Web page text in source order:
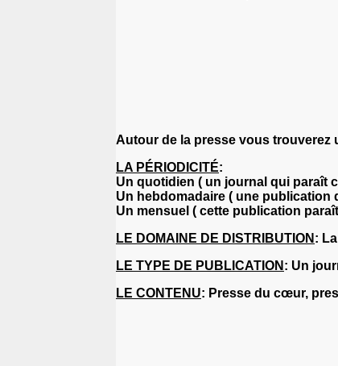
Autour de la presse vous trouverez
LA PÉRIODICITÉ:
Un quotidien ( un journal qui paraît
Un hebdomadaire ( une publication
Un mensuel ( cette publication
LE DOMAINE DE DISTRIBUTION :
LE TYPE DE PUBLICATION : Un
LE CONTENU: Presse du cœur,